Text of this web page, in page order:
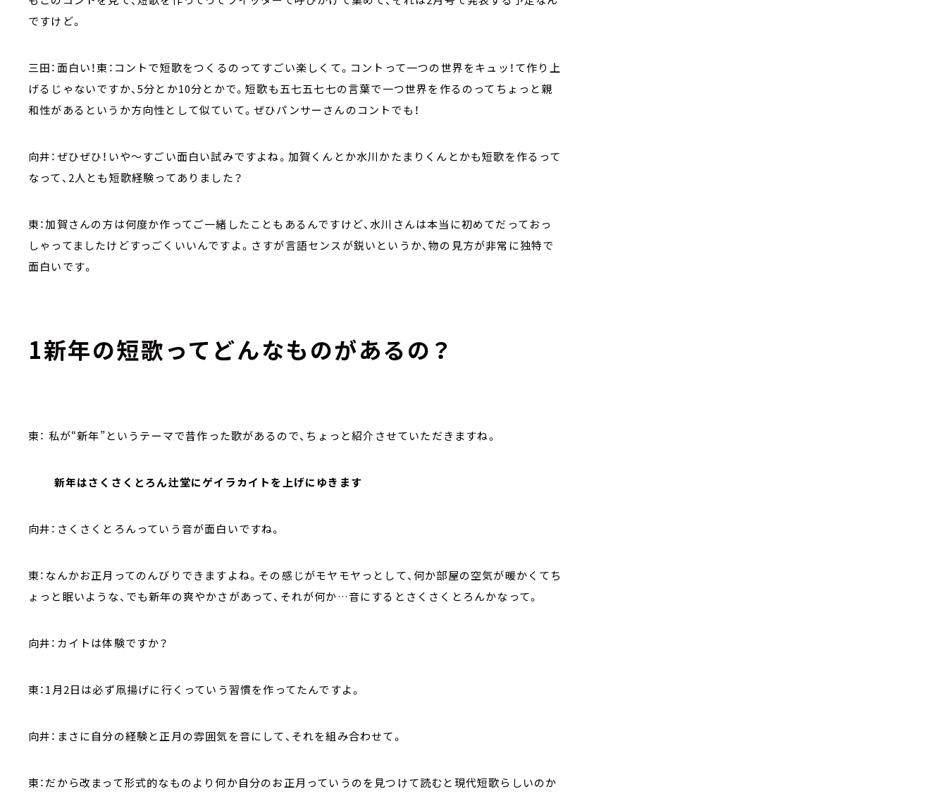
ですけど。
三田：面白い！東：コントで短歌をつくるのってすごい楽しくて。コントって一つの世界をキュッ！て作り上
げるじゃないですか、5分とか10分とかで。短歌も五七五七七の言葉で一つ世界を作るのってちょっと親
和性があるというか方向性として似ていて。ぜひパンサーさんのコントでも！
向井：ぜひぜひ！いや～すごい面白い試みですよね。加賀くんとか水川かたまりくんとかも短歌を作るって
なって、2人とも短歌経験ってありました？
東：加賀さんの方は何度か作ってご一緒したこともあるんですけど、水川さんは本当に初めてだっておっ
しゃってましたけどすっごくいいんですよ。さすが言語センスが鋭いというか、物の見方が非常に独特で
面白いです。
1新年の短歌ってどんなものがあるの？
東： 私が“新年”というテーマで昔作った歌があるので、ちょっと紹介させていただきますね。
新年はさくさくとろん辻堂にゲイラカイトを上げにゆきます
向井：さくさくとろんっていう音が面白いですね。
東：なんかお正月ってのんびりできますよね。その感じがモヤモヤっとして、何か部屋の空気が暖かくてち
ょっと眠いような、でも新年の爽やかさがあって、それが何か…音にするとさくさくとろんかなって。
向井：カイトは体験ですか？
東：1月2日は必ず凧揚げに行くっていう習慣を作ってたんですよ。
向井：まさに自分の経験と正月の雰囲気を音にして、それを組み合わせて。
東：だから改まって形式的なものより何か自分のお正月っていうのを見つけて読むと現代短歌らしいのか